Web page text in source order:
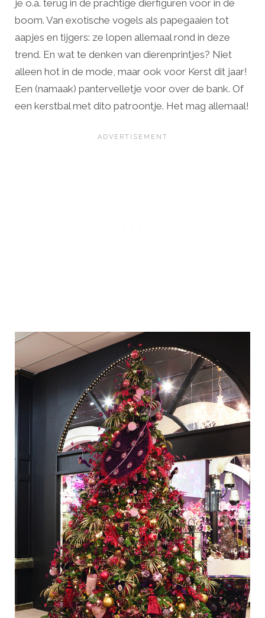
je o.a. terug in de prachtige dierfiguren voor in de
boom. Van exotische vogels als papegaaien tot
aapjes en tijgers: ze lopen allemaal rond in deze
trend. En wat te denken van dierenprintjes? Niet
alleen hot in de mode, maar ook voor Kerst dit jaar!
Een (namaak) pantervelletje voor over de bank. Of
een kerstbal met dito patroontje. Het mag allemaal!